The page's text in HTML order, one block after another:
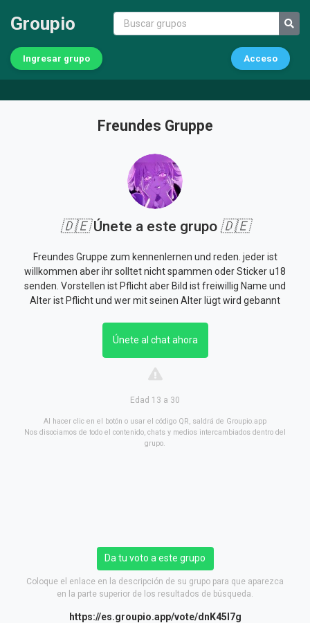
Groupio
Ingresar grupo Acceso
Freundes Gruppe
🇩🇪Únete a este grupo 🇩🇪
Freundes Gruppe zum kennenlernen und reden. jeder ist
willkommen aber ihr solltet nicht spammen oder Sticker u18
senden. Vorstellen ist Pflicht aber Bild ist freiwillig Name und
Alter ist Pflicht und wer mit seinen Alter lügt wird gebannt
Únete al chat ahora
Edad 13 a 30
Al hacer clic en el botón o usar el código QR, saldrá de Groupio.app
Nos disociamos de todo el contenido, chats y medios intercambiados dentro del
grupo.
Da tu voto a este grupo
Coloque el enlace en la descripción de su grupo para que aparezca
en la parte superior de los resultados de búsqueda.
https://es.groupio.app/vote/dnK45l7g